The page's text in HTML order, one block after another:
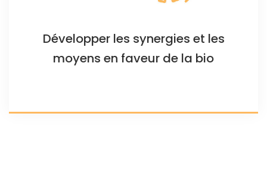
Développer les synergies et les
moyens en faveur de la bio